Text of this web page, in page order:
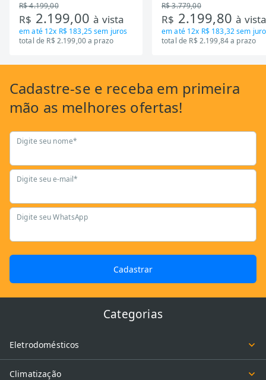
R$ 4.199,00
R$ 2.199,00à vista
em até 12x R$ 183,25sem juros
total de R$ 2.199,00 a prazo
R$ 3.779,00
R$ 2.199,80à
em até 12x R$ 183,32sem
total de R$ 2.199,84 a prazo
Cadastre-se e receba em primeira
mão as melhores ofertas!
Digite seu nome*
Digite seu e-mail*
Digite seu WhatsApp
Cadastrar
Categorias
Eletrodomésticos
Climatização